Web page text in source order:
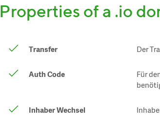
Properties of a .io
Transfer Der
Auth Code
Für
Inhaber Wechsel